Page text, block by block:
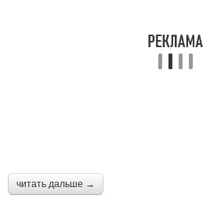
читать дальше →